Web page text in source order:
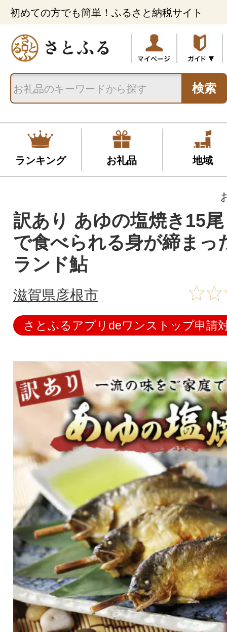
初めての方でも簡単！ふるさと納税サイト
検索
ランキング お礼品 地域
訳あり あゆの塩焼き15
で食べられる身が締まっ
ランド鮎
滋賀県彦根市
さとふるアプリdeワンストップ申請